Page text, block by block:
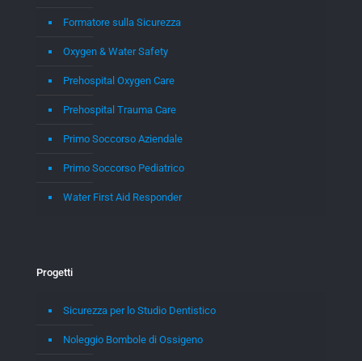
Formatore sulla Sicurezza
Oxygen & Water Safety
Prehospital Oxygen Care
Prehospital Trauma Care
Primo Soccorso Aziendale
Primo Soccorso Pediatrico
Water First Aid Responder
Progetti
Sicurezza per lo Studio Dentistico
Noleggio Bombole di Ossigeno